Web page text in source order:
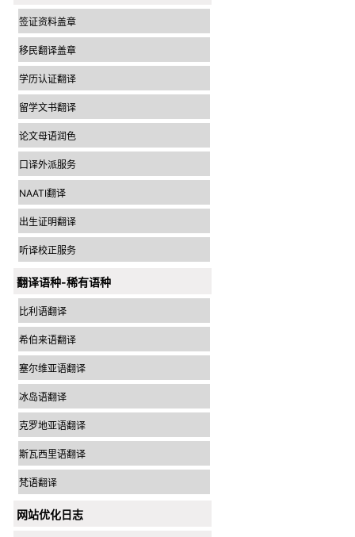
签证资料盖章
移民翻译盖章
学历认证翻译
留学文书翻译
论文母语润色
口译外派服务
NAATI翻译
出生证明翻译
听译校正服务
翻译语种-稀有语种
比利语翻译
希伯来语翻译
塞尔维亚语翻译
冰岛语翻译
克罗地亚语翻译
斯瓦西里语翻译
梵语翻译
网站优化日志